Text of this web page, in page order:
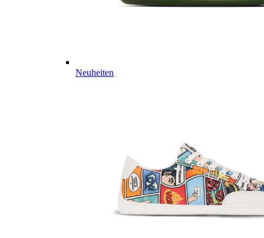
Neuheiten